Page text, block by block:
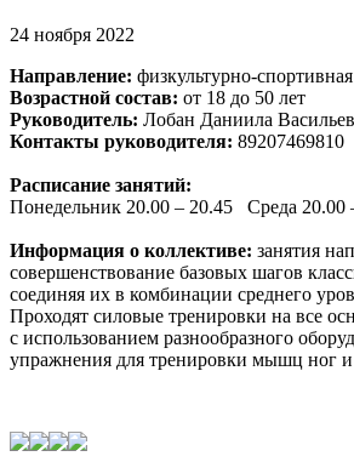
24 ноября 2022
Направление: физкультурно-
Возрастной состав: от 18 до 50 лет
Руководитель: Лобан Даниила
Контакты руководителя: 89207469810
Расписание занятий:
Понедельник 20.00 – 20.45 Среда 20.00
Информация о коллективе: занятия
совершенствование базовых шагов
соединяя их в комбинации среднего
Проходят силовые тренировки на все
с использованием разнообразного
упражнения для тренировки мышц ног и